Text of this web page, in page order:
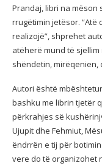
Prandaj, libri na
rrugëtimin jetësor. “Atë
realizojë”, shprehet
atëherë mund të
shëndetin, mirëqenien,
Autori është
bashku me librin tjetër
përkrahjes së
Ujupit dhe Fehmiut,
ëndrrën e tij për
vere do të organizohet